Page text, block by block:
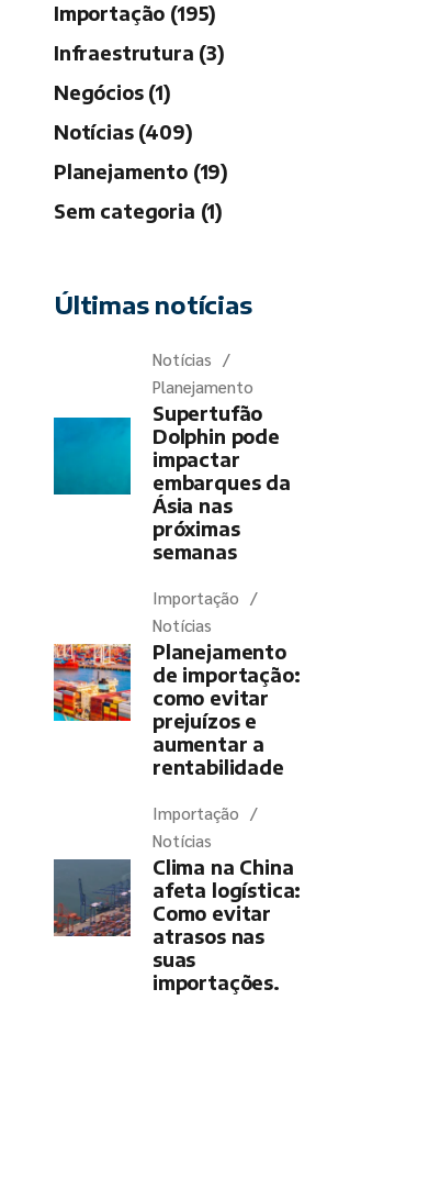
Importação (195)
Infraestrutura (3)
Negócios (1)
Notícias (409)
Planejamento (19)
Sem categoria (1)
Últimas notícias
Notícias
Planejamento
Supertufão
Dolphin pode
impactar
embarques da
Ásia nas
próximas
semanas
Importação
Notícias
Planejamento
de importação:
como evitar
prejuízos e
aumentar a
rentabilidade
Importação
Notícias
Clima na China
afeta logística:
Como evitar
atrasos nas
suas
importações.